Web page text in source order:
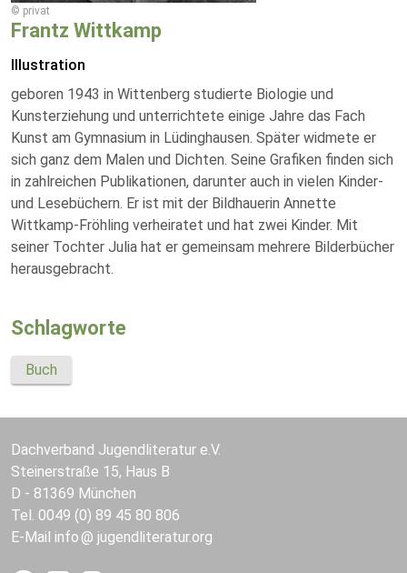
© privat
Frantz Wittkamp
Illustration
geboren 1943 in Wittenberg studierte Biologie und
Kunsterziehung und unterrichtete einige Jahre das Fach
Kunst am Gymnasium in Lüdinghausen. Später widmete er
sich ganz dem Malen und Dichten. Seine Grafiken finden sich
in zahlreichen Publikationen, darunter auch in vielen Kinder-
und Lesebüchern. Er ist mit der Bildhauerin Annette
Wittkamp-Fröhling verheiratet und hat zwei Kinder. Mit
seiner Tochter Julia hat er gemeinsam mehrere Bilderbücher
herausgebracht.
Schlagworte
Buch
Dachverband Jugendliteratur e.V.
Steinerstraße 15, Haus B
D - 81369 München
Tel. 0049 (0) 89 45 80 806
E-Mail info jugendliteratur.org